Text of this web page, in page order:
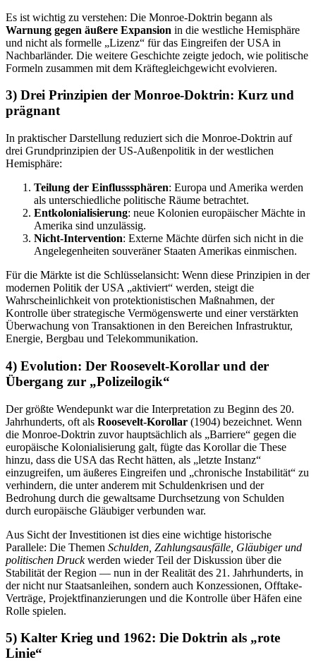
Es ist wichtig zu verstehen: Die Monroe-Doktrin begann als
Warnung gegen äußere Expansion in die westliche Hemisphäre
und nicht als formelle „Lizenz“ für das Eingreifen der USA in
Nachbarländer. Die weitere Geschichte zeigte jedoch, wie politische
Formeln zusammen mit dem Kräftegleichgewicht evolvieren.
3) Drei Prinzipien der Monroe-Doktrin: Kurz und
prägnant
In praktischer Darstellung reduziert sich die Monroe-Doktrin auf
drei Grundprinzipien der US-Außenpolitik in der westlichen
Hemisphäre:
Teilung der Einflusssphären: Europa und Amerika werden
als unterschiedliche politische Räume betrachtet.
Entkolonialisierung: neue Kolonien europäischer Mächte in
Amerika sind unzulässig.
Nicht-Intervention: Externe Mächte dürfen sich nicht in die
Angelegenheiten souveräner Staaten Amerikas einmischen.
Für die Märkte ist die Schlüsselansicht: Wenn diese Prinzipien in der
modernen Politik der USA „aktiviert“ werden, steigt die
Wahrscheinlichkeit von protektionistischen Maßnahmen, der
Kontrolle über strategische Vermögenswerte und einer verstärkten
Überwachung von Transaktionen in den Bereichen Infrastruktur,
Energie, Bergbau und Telekommunikation.
4) Evolution: Der Roosevelt-Korollar und der
Übergang zur „Polizeilogik“
Der größte Wendepunkt war die Interpretation zu Beginn des 20.
Jahrhunderts, oft als Roosevelt-Korollar (1904) bezeichnet. Wenn
die Monroe-Doktrin zuvor hauptsächlich als „Barriere“ gegen die
europäische Kolonialisierung galt, fügte das Korollar die These
hinzu, dass die USA das Recht hätten, als „letzte Instanz“
einzugreifen, um äußeres Eingreifen und „chronische Instabilität“ zu
verhindern, die unter anderem mit Schuldenkrisen und der
Bedrohung durch die gewaltsame Durchsetzung von Schulden
durch europäische Gläubiger verbunden war.
Aus Sicht der Investitionen ist dies eine wichtige historische
Parallele: Die Themen Schulden, Zahlungsausfälle, Gläubiger und
politischen Druckwerden wieder Teil der Diskussion über die
Stabilität der Region — nun in der Realität des 21. Jahrhunderts, in
der nicht nur Staatsanleihen, sondern auch Konzessionen, Offtake-
Verträge, Projektfinanzierungen und die Kontrolle über Häfen eine
Rolle spielen.
5) Kalter Krieg und 1962: Die Doktrin als „rote
Linie“